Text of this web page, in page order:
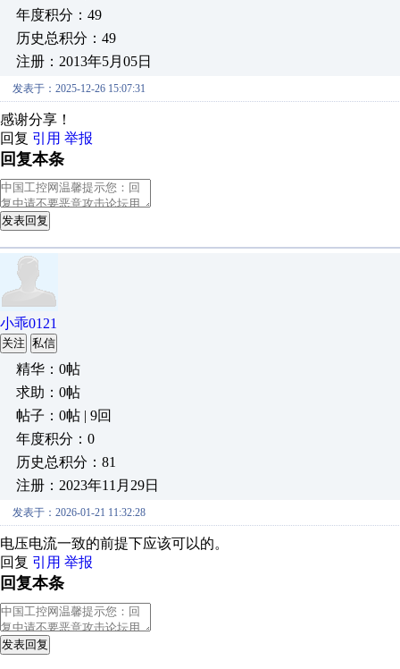
年度积分：49
历史总积分：49
注册：2013年5月05日
发表于：2025-12-26 15:07:31
感谢分享！
回复 引用 举报
回复本条
发表回复
小乖0121
关注 私信
精华：0帖
求助：0帖
帖子：0帖 | 9回
年度积分：0
历史总积分：81
注册：2023年11月29日
发表于：2026-01-21 11:32:28
电压电流一致的前提下应该可以的。
回复 引用 举报
回复本条
发表回复